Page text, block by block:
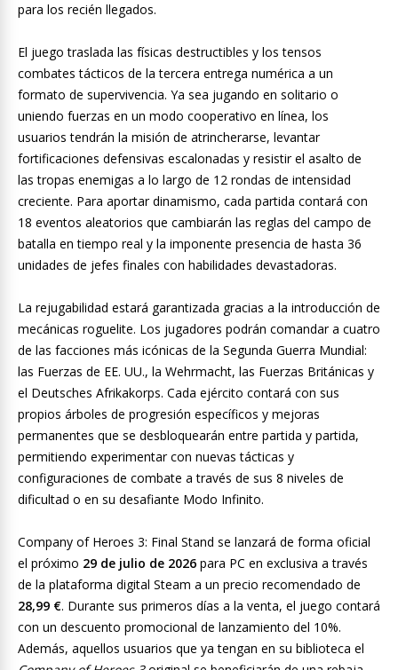
para los recién llegados.
El juego traslada las físicas destructibles y los tensos
combates tácticos de la tercera entrega numérica a un
formato de supervivencia. Ya sea jugando en solitario o
uniendo fuerzas en un modo cooperativo en línea, los
usuarios tendrán la misión de atrincherarse, levantar
fortificaciones defensivas escalonadas y resistir el asalto de
las tropas enemigas a lo largo de 12 rondas de intensidad
creciente. Para aportar dinamismo, cada partida contará con
18 eventos aleatorios que cambiarán las reglas del campo de
batalla en tiempo real y la imponente presencia de hasta 36
unidades de jefes finales con habilidades devastadoras.
La rejugabilidad estará garantizada gracias a la introducción de
mecánicas roguelite. Los jugadores podrán comandar a cuatro
de las facciones más icónicas de la Segunda Guerra Mundial:
las Fuerzas de EE. UU., la Wehrmacht, las Fuerzas Británicas y
el Deutsches Afrikakorps. Cada ejército contará con sus
propios árboles de progresión específicos y mejoras
permanentes que se desbloquearán entre partida y partida,
permitiendo experimentar con nuevas tácticas y
configuraciones de combate a través de sus 8 niveles de
dificultad o en su desafiante Modo Infinito.
Company of Heroes 3: Final Stand se lanzará de forma oficial
el próximo 29 de julio de 2026 para PC en exclusiva a través
de la plataforma digital Steam a un precio recomendado de
28,99 €. Durante sus primeros días a la venta, el juego contará
con un descuento promocional de lanzamiento del 10%.
Además, aquellos usuarios que ya tengan en su biblioteca el